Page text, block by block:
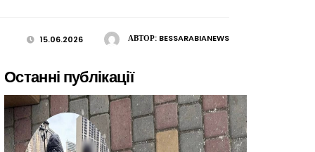
АВТОР: BESSARABIANEWS
15.06.2026
Останні публікації